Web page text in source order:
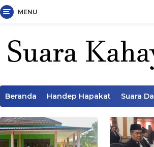
MENU
Beranda Handep Hapakat Suara